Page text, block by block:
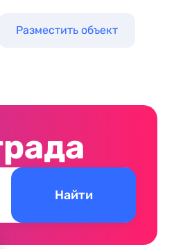
Разместить объект
Найти